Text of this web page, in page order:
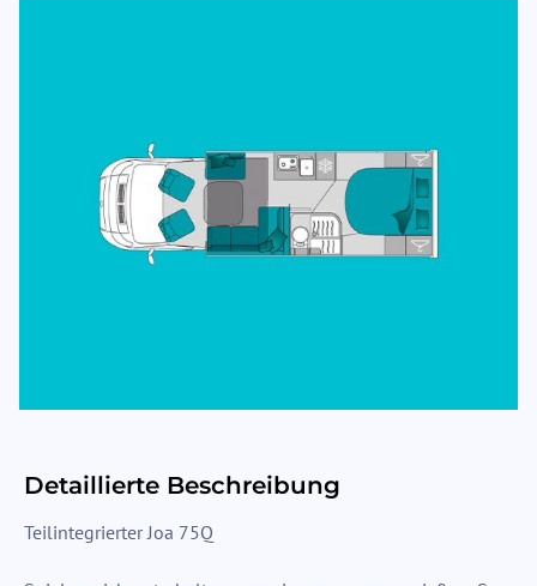
Detaillierte Beschreibung
Teilintegrierter Joa 75Q